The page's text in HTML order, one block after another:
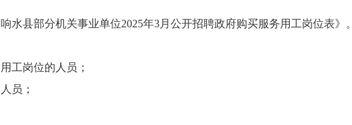
水县部分机关事业单位2025年3月公开招聘政府购买服务用工岗位表》。
工岗位的人员 ；
员 ；